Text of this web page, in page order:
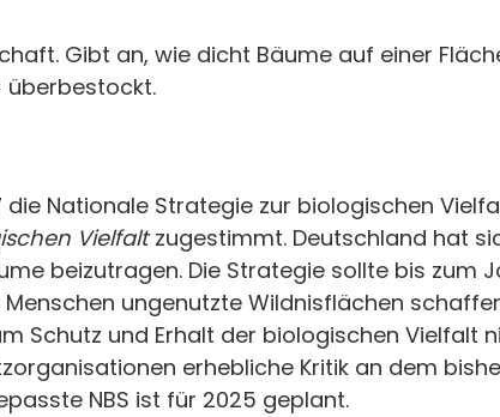
Gibt an, wie dicht Bäume auf einer
überbestockt.
die Nationale Strategie zur biologischen
Vielfaltzugestimmt. Deutschland hat
beizutragen. Die Strategie sollte bis
ungenutzte Wildnisflächen
Schutz und Erhalt der biologischen Vielfalt
erhebliche Kritik an dem
NBS ist für 2025 geplant.